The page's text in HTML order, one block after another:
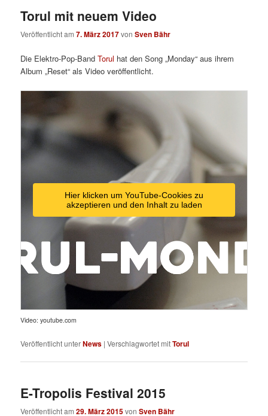
Torul mit neuem Video
Veröffentlicht am7. März 2017vonSven Bähr
Die Elektro-Pop-BandTorul hat den Song „Monday“ aus ihrem
Album „Reset“ als Video veröffentlicht.
Hier klicken um YouTube-Cookies zu
akzeptieren und den Inhalt zu laden
Video: youtube.com
Veröffentlicht unterNews |Verschlagwortet mitTorul
E-Tropolis Festival 2015
Veröffentlicht am29. März 2015vonSven Bähr